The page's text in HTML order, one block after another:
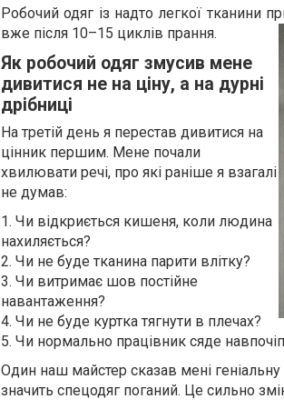
Робочий одяг із надто легкої тканини
вже після 10–15 циклів прання.
Як робочий одяг змусив мене
дивитися не на ціну, а на дурні
дрібниці
На третій день я перестав дивитися на
цінник першим. Мене почали
хвилювати речі, про які раніше я взагалі
не думав:
1. Чи відкриється кишеня, коли людина
нахиляється?
2. Чи не буде тканина парити влітку?
3. Чи витримає шов постійне
навантаження?
4. Чи не буде куртка тягнути в плечах?
5. Чи нормально працівник сяде
Один наш майстер сказав мені
значить спецодяг поганий. Це сильно